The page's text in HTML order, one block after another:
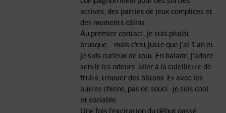
actives, des parties de jeux complices et
des moments câlins.
Au premier contact, je suis plutôt
brusque… mais c’est juste que j’ai 1 an et
je suis curieux de tout. En balade, j’adore
sentir les odeurs, aller à la cuieillette de
fruits, trouver des bâtons. Et avec les
autres chiens, pas de souci : je suis cool
et sociable.
Une fois l’excitation du début passé,